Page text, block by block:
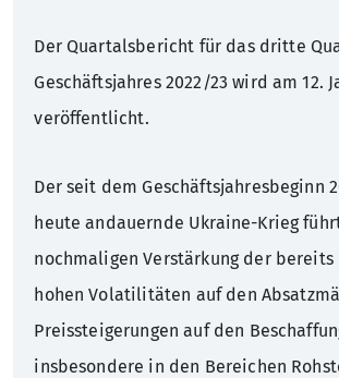
Der Quartalsbericht für das dritte
Geschäftsjahres 2022/23 wird am 12.
veröffentlicht.
Der seit dem Geschäftsjahresbeginn
heute andauernde Ukraine-Krieg
nochmaligen Verstärkung der bereits
hohen Volatilitäten auf den
Preissteigerungen auf den
insbesondere in den Bereichen